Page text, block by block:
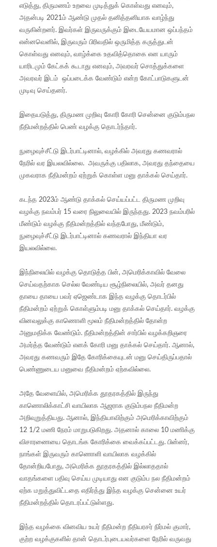
எடுத்து, திருமணம் உறவை முடித்துக் கொள்வது எனவும்,
அதன்படி 2021ம் ஆண்டு முதல் தனித்தனியாக வாழ்ந்து
வருகின்றனர். இவர்கள் இருவருக்கும் இடையேயமான ஒப்பந்தம்
என்னவெனில், இருவரும் பிரிவதில் ஒருமித்த கருத்துடன்
கொள்வது எனவும், வாழ்க்கை உதவித்தொகை என யாரும்
யாரிடமும் கேட்கக் கூடாது எனவும், அவரவர் சொத்துக்களை
அவரவர் இடம் ஒப்படைக்க வேண்டும் என்ற கோட்பாடுகளுடன்
முடிவு செய்தனர்.
இதையடுத்து, திருமண முறிவு கோரி கோரி சென்னை குடும்பநல
நீதிமன்றத்தில் பெண் வழக்கு தொடர்ந்தார்.
நுழைவுச்சீட்டு இடர்பாட்டினால், வழக்கில் அவரது கணவரால்
நேரில் வர இயலவில்லை. அவருக்கு பதிலாக, அவரது தந்தையை
முகவராக நீதிமன்றம் ஏற்றுக் கொள்ள மனு தாக்கல் செய்தார்.
கடந்த 2023ம் ஆண்டு தாக்கல் செய்யப்பட்ட திருமண முறிவு
வழக்கு நவம்பர் 15 வரை நிலுவையில் இருந்தது. 2023 நவம்பரில்
மீண்டும் வழக்கு நீதிமன்றத்தில் வந்தபோது, மீண்டும்,
நுழைவுச்சீட்டு இடர்பாட்டினால் கணவரால் இந்தியா வர
இயலவில்லை.
இந்நிலையில் வழக்கு தொடுத்த பின், அமெரிக்காவில் வேலை
செய்வதற்காக செல்ல வேண்டிய சூழ்நிலையில், அவர் தனது
தாயை தாயை பவர் ஏஜெண்டாக இந்த வழக்கு தொடர்பில்
நீதிமன்றம் ஏற்றுக் கொள்ளும்படி மனு தாக்கல் செய்தார். வழக்கு
வினவலுக்கு காணொளி மூலம் நீதிமன்றத்தில் தோன்ற
அனுமதிக்க வேண்டும். நீதிமன்றத்தின் சார்பில் வழக்கறிஞரை
அமர்த்த வேண்டும் எனக் கோரி மனு தாக்கல் செய்தார். ஆனால்,
அவரது கணவரும் இதே கோரிக்கையுடன் மனு செய்திருப்பதால்
பெண்ணுடைய மனுவை நீதிமன்றம் ஏற்கவில்லை.
அதே வேளையில், அமெரிக்க தூதரகத்தில் இருந்து
காணொலிக்காட்சி வாயிலாக ஆஜராக குடும்பநல நீதிமன்ற
அறிவுறுத்தியது. ஆனால், இந்தியாவிற்கும் அமெரிக்காவிற்கும்
12 1/2 மணி நேரம் மாறுபடுகிறது. அதனால் காலை 10 மணிக்கு
விசாரணையை தொடங்க கோரிக்கை வைக்கப்பட்டது. பின்னர்,
நாங்கள் இருவரும் காணொளி வாயிலாக வழக்கில்
தோன்றியபோது, அமெரிக்க தூதரகத்தில் இல்லாததால்
வாதங்களை பதிவு செய்ய முடியாது என குடும்ப நல நீதிமன்றம்
ஏற்க மறுத்துவிட்டதை எதிர்த்து இந்த வழக்கு சென்னை உயர்
நீதிமன்றத்தில் தொடரப்பட்டுள்ளது.
இந்த வழக்கை வினவிய உயர் நீதிமன்ற நீதியரசர் நிர்மல் குமார்,
குற்ற வழக்குகளில் தான் தொடர்புடையவர்களை நேரில் வருவது